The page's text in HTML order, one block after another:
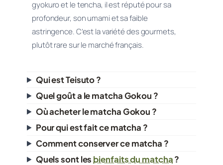
gyokuro et le tencha, il est réputé pour sa
profondeur, son umami et sa faible
astringence. C’est la variété des gourmets,
plutôt rare sur le marché français.
Qui est Teisuto ?
Quel goût a le matcha Gokou ?
Où acheter le matcha Gokou ?
Pour qui est fait ce matcha ?
Comment conserver ce matcha ?
Quels sont les bienfaits du matcha?